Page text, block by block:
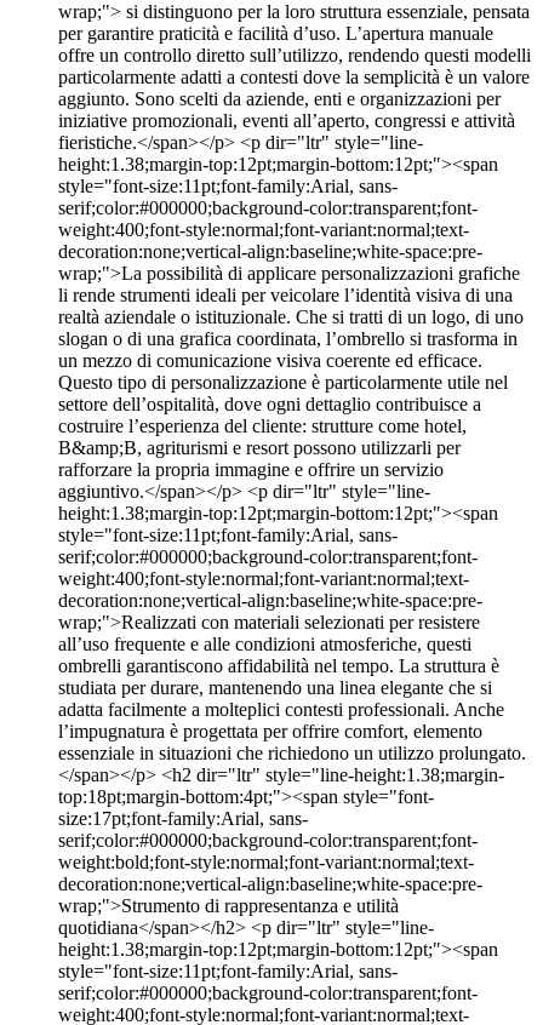
wrap;"> si distinguono per la loro struttura essenziale, pensata
per garantire praticità e facilità d’uso. L’apertura manuale
offre un controllo diretto sull’utilizzo, rendendo questi modelli
particolarmente adatti a contesti dove la semplicità è un valore
aggiunto. Sono scelti da aziende, enti e organizzazioni per
iniziative promozionali, eventi all’aperto, congressi e attività
fieristiche.</span></p> <p dir="ltr" style="line-
height:1.38;margin-top:12pt;margin-bottom:12pt;"><span
style="font-size:11pt;font-family:Arial, sans-
serif;color:#000000;background-color:transparent;font-
weight:400;font-style:normal;font-variant:normal;text-
decoration:none;vertical-align:baseline;white-space:pre-
wrap;">La possibilità di applicare personalizzazioni grafiche
li rende strumenti ideali per veicolare l’identità visiva di una
realtà aziendale o istituzionale. Che si tratti di un logo, di uno
slogan o di una grafica coordinata, l’ombrello si trasforma in
un mezzo di comunicazione visiva coerente ed efficace.
Questo tipo di personalizzazione è particolarmente utile nel
settore dell’ospitalità, dove ogni dettaglio contribuisce a
costruire l’esperienza del cliente: strutture come hotel,
B&amp;B, agriturismi e resort possono utilizzarli per
rafforzare la propria immagine e offrire un servizio
aggiuntivo.</span></p> <p dir="ltr" style="line-
height:1.38;margin-top:12pt;margin-bottom:12pt;"><span
style="font-size:11pt;font-family:Arial, sans-
serif;color:#000000;background-color:transparent;font-
weight:400;font-style:normal;font-variant:normal;text-
decoration:none;vertical-align:baseline;white-space:pre-
wrap;">Realizzati con materiali selezionati per resistere
all’uso frequente e alle condizioni atmosferiche, questi
ombrelli garantiscono affidabilità nel tempo. La struttura è
studiata per durare, mantenendo una linea elegante che si
adatta facilmente a molteplici contesti professionali. Anche
l’impugnatura è progettata per offrire comfort, elemento
essenziale in situazioni che richiedono un utilizzo prolungato.
</span></p> <h2 dir="ltr" style="line-height:1.38;margin-
top:18pt;margin-bottom:4pt;"><span style="font-
size:17pt;font-family:Arial, sans-
serif;color:#000000;background-color:transparent;font-
weight:bold;font-style:normal;font-variant:normal;text-
decoration:none;vertical-align:baseline;white-space:pre-
wrap;">Strumento di rappresentanza e utilità
quotidiana</span></h2> <p dir="ltr" style="line-
height:1.38;margin-top:12pt;margin-bottom:12pt;"><span
style="font-size:11pt;font-family:Arial, sans-
serif;color:#000000;background-color:transparent;font-
weight:400;font-style:normal;font-variant:normal;text-